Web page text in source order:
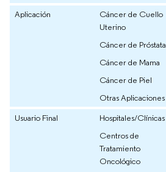
Aplicación
Cáncer de Cuello
Uterino
Cáncer de Próstata
Cáncer de Mama
Cáncer de Piel
Otras Aplicaciones
Usuario Final
Hospitales/Clínicas
Centros de
Tratamiento
Oncológico